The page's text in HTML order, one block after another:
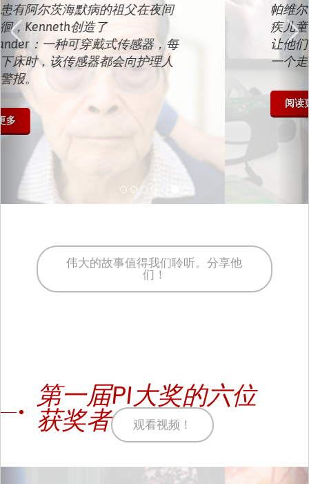
帕维尔荣获了合作者类别的PI奖。与残
疾儿童合作后，帕维尔想发明一些东西
让他们的生活更美好。因此，他创造了
一个走路的说话棒，帮助盲人导航。
阅读更多
伟大的故事值得我们聆听。分享他
们！
第一届PI大奖的六位
获奖者
观看视频！